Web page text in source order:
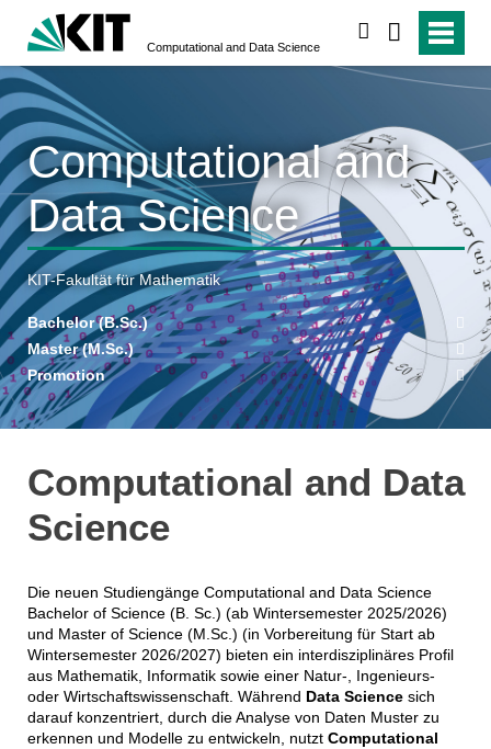
Computational and Data Science
Computational and
Data Science
KIT-Fakultät für Mathematik
Bachelor (B.Sc.)
Master (M.Sc.)
Promotion
Computational and Data
Science
Die neuen Studiengänge Computational and Data Science
Bachelor of Science (B. Sc.) (ab Wintersemester 2025/2026)
und Master of Science (M.Sc.) (in Vorbereitung für Start ab
Wintersemester 2026/2027) bieten ein interdisziplinäres Profil
aus Mathematik, Informatik sowie einer Natur-, Ingenieurs-
oder Wirtschaftswissenschaft. Während Data Sciencesich
darauf konzentriert, durch die Analyse von Daten Muster zu
erkennen und Modelle zu entwickeln, nutzt Computational